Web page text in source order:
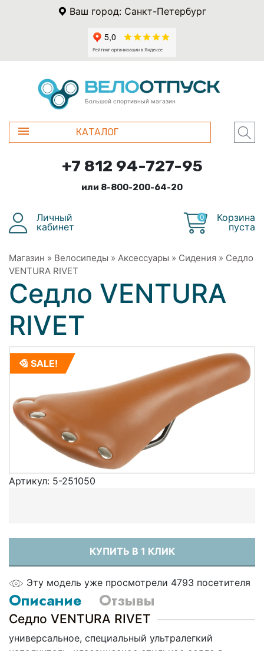
Ваш город: Санкт-Петербург
Большой спортивный магазин
КАТАЛОГ
+7 812 94-727-95
или 8-800-200-64-20
Личный
кабинет
0
Корзина
пуста
Магазин » Велосипеды » Аксессуары » Сидения » Седло
VENTURA RIVET
Седло VENTURA
RIVET
SALE!
Артикул: 5-251050
КУПИТЬ В 1 КЛИК
Эту модель уже просмотрели 4793 посетителя
Описание Отзывы
Седло VENTURA RIVET
универсальное, специальный ультралегкий